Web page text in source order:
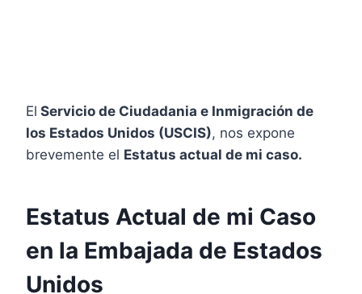
El Servicio de Ciudadania e Inmigración de
los Estados Unidos (USCIS), nos expone
brevemente el Estatus actual de mi caso.
Estatus Actual de mi Caso
en la Embajada de Estados
Unidos